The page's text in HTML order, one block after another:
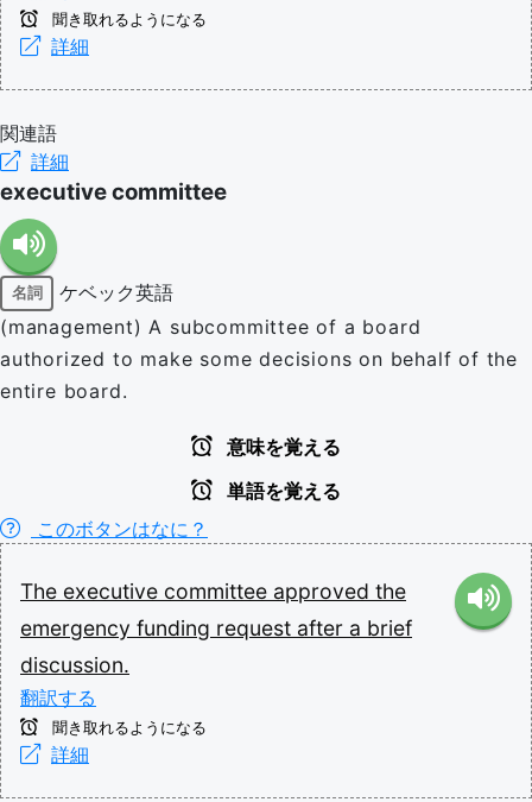
聞き取れるようになる
詳細
関連語
詳細
executive committee
名詞
ケベック英語
(management) A subcommittee of a board
authorized to make some decisions on behalf of the
entire board.
意味を覚える
単語を覚える
このボタンはなに？
The executive committee approved the
emergency funding request after a brief
discussion.
翻訳する
聞き取れるようになる
詳細